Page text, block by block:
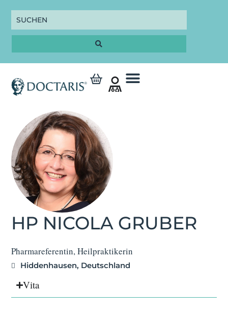
HP NICOLA GRUBER
Pharmareferentin, Heilpraktikerin
Hiddenhausen, Deutschland
Vita